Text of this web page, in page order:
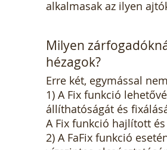
alkalmasak az ilyen
Milyen
hézagok?
Erre két, egymással
1) A Fix funkció
állíthatóságát és
A Fix funkció hajlított
2) A FaFix funkció